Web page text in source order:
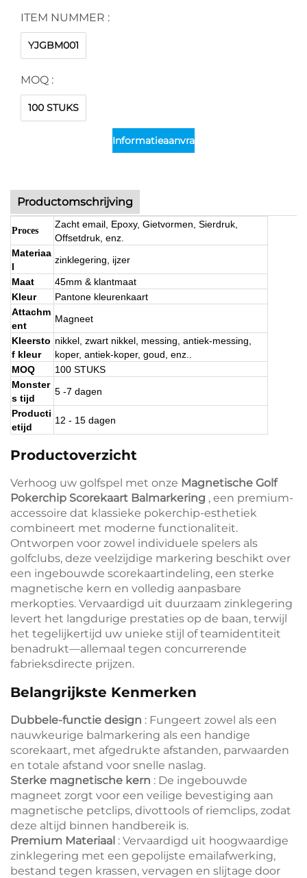
ITEM NUMMER :
YJGBM001
MOQ :
100 STUKS
Informatieaanvraag
Productomschrijving
Proces
Zacht email, Epoxy, Gietvormen, Sierdruk,
Offsetdruk, enz.
Materiaa
l
zinklegering, ijzer
Maat
45mm & klantmaat
Kleur
Pantone kleurenkaart
Attachm
ent
Magneet
Kleersto
f kleur
nikkel, zwart nikkel, messing, antiek-messing,
koper, antiek-koper, goud, enz..
MOQ
100 STUKS
Monster
s tijd
5 -7 dagen
Producti
etijd
12 - 15 dagen
Productoverzicht
Verhoog uw golfspel met onze Magnetische Golf
Pokerchip Scorekaart Balmarkering , een premium-
accessoire dat klassieke pokerchip-esthetiek
combineert met moderne functionaliteit.
Ontworpen voor zowel individuele spelers als
golfclubs, deze veelzijdige markering beschikt over
een ingebouwde scorekaartindeling, een sterke
magnetische kern en volledig aanpasbare
merkopties. Vervaardigd uit duurzaam zinklegering
levert het langdurige prestaties op de baan, terwijl
het tegelijkertijd uw unieke stijl of teamidentiteit
benadrukt—allemaal tegen concurrerende
fabrieksdirecte prijzen.
Belangrijkste Kenmerken
Dubbele-functie design : Fungeert zowel als een
nauwkeurige balmarkering als een handige
scorekaart, met afgedrukte afstanden, parwaarden
en totale afstand voor snelle naslag.
Sterke magnetische kern : De ingebouwde
magneet zorgt voor een veilige bevestiging aan
magnetische petclips, divottools of riemclips, zodat
deze altijd binnen handbereik is.
Premium Materiaal : Vervaardigd uit hoogwaardige
zinklegering met een gepolijste emailafwerking,
bestand tegen krassen, vervagen en slijtage door